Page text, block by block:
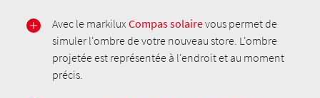
Avec le markiluxCompas solairevous permet de
simuler l'ombre de votre nouveau store. L'ombre
projetée est représentée à l'endroit et au moment
précis.